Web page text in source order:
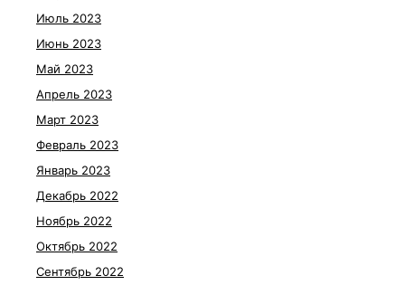
Июль 2023
Июнь 2023
Май 2023
Апрель 2023
Март 2023
Февраль 2023
Январь 2023
Декабрь 2022
Ноябрь 2022
Октябрь 2022
Сентябрь 2022